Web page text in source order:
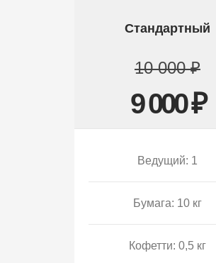
Стандартный
10 000 ₽
9 000 ₽
Ведущий: 1
Бумага: 10 кг
Кофетти: 0,5 кг